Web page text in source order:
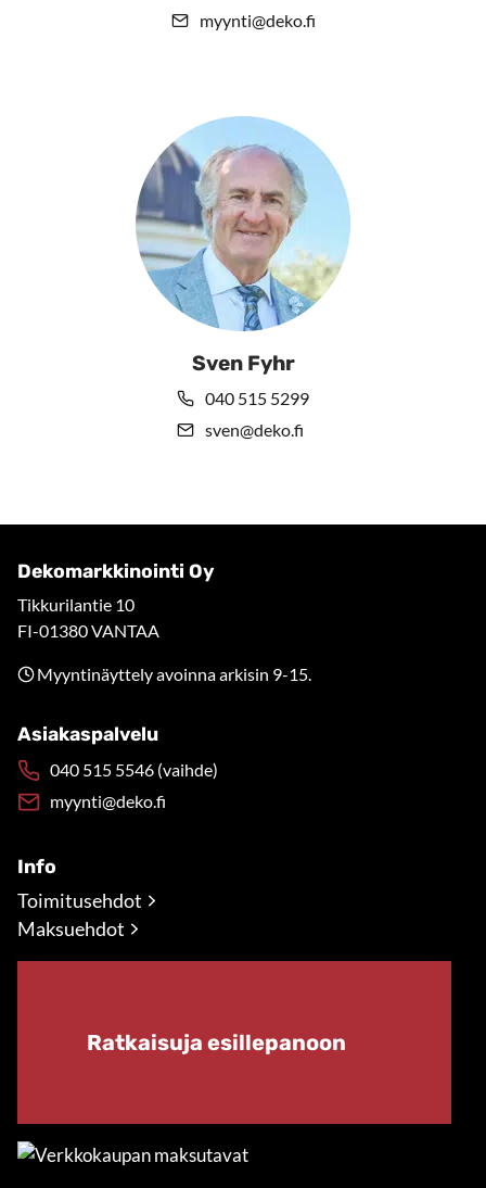
myynti@deko.fi
Sven Fyhr
040 515 5299
sven@deko.fi
Dekomarkkinointi Oy
Tikkurilantie 10
FI-01380 VANTAA
Myyntinäyttely avoinna arkisin 9-15.
Asiakaspalvelu
040 515 5546 (vaihde)
myynti@deko.fi
Info
Toimitusehdot
Maksuehdot
Ratkaisuja esillepanoon